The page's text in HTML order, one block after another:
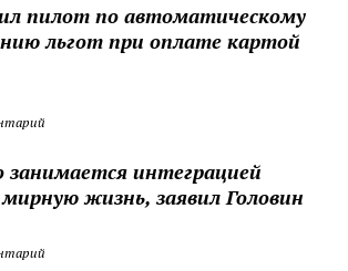
пилот по автоматическому
льгот при оплате картой
занимается интеграцией
жизнь, заявил Головин